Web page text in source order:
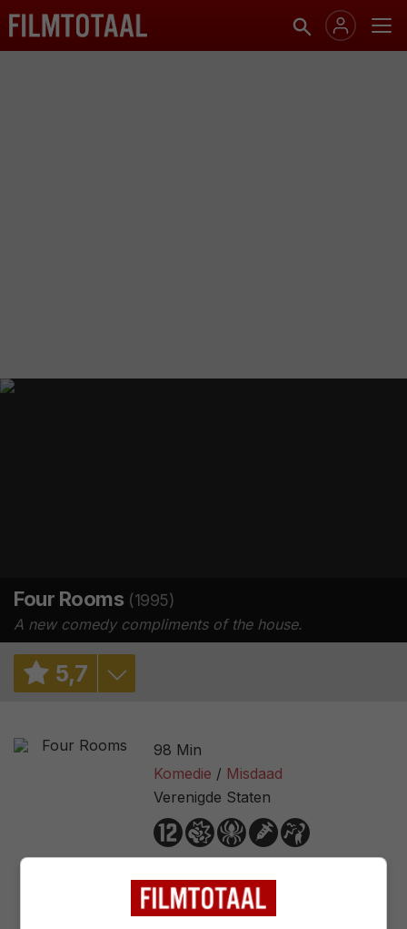
Four Rooms (1995)
A new comedy compliments of the house.
5,7
6,7/ 116961
13%
2,8/ 1050
98 Min
Komedie
Misdaad
Verenigde Staten